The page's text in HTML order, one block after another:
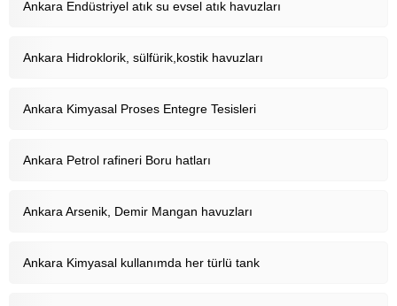
Ankara Endüstriyel atık su evsel atık havuzları
Ankara Hidroklorik, sülfürik,kostik havuzları
Ankara Kimyasal Proses Entegre Tesisleri
Ankara Petrol rafineri Boru hatları
Ankara Arsenik, Demir Mangan havuzları
Ankara Kimyasal kullanımda her türlü tank